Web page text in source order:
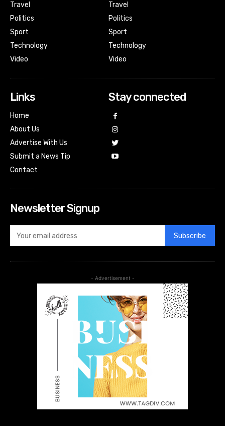
Travel
Politics
Sport
Technology
Video
Travel
Politics
Sport
Technology
Video
Links
Home
About Us
Advertise With Us
Submit a News Tip
Contact
Stay connected
Newsletter Signup
Subscribe
- Advertisement -